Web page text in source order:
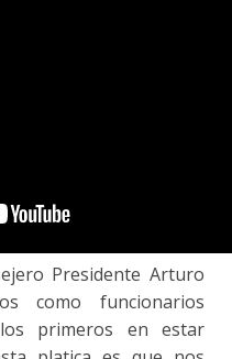
Presidente Arturo
como funcionarios
primeros en estar